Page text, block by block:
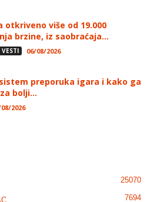
otkriveno više od 19.000
brzine, iz saobraćaja...
06/08/2026
preporuka igara i kako ga
bolji...
2026
25070
7694